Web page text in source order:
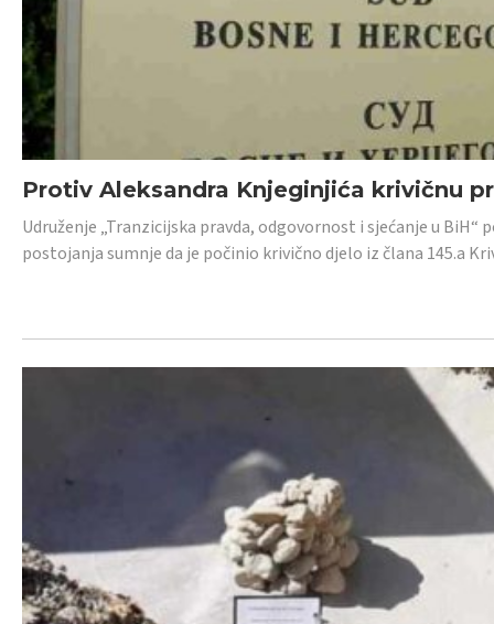
Protiv Aleksandra Knjeginjića krivičnu
Udruženje „Tranzicijska pravda, odgovornost i sjećanje u
postojanja sumnje da je počinio krivično djelo iz člana 145.a